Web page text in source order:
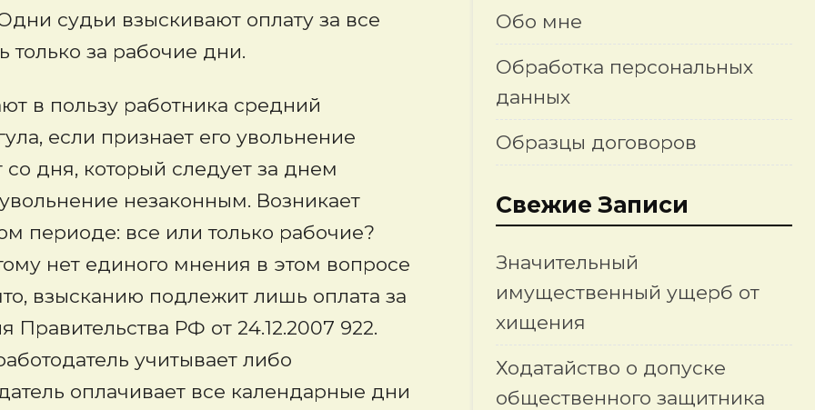
судьи взыскивают оплату за все
за рабочие дни.
в пользу работника средний
если признает его увольнение
дня, который следует за днем
незаконным. Возникает
периоде: все или только рабочие?
нет единого мнения в этом вопросе
взысканию подлежит лишь оплата за
Правительства РФ от 24.12.2007 922.
учитывает либо
оплачивает все календарные дни
Обо мне
Обработка персональных
данных
Образцы договоров
Свежие Записи
Значительный
имущественный ущерб от
хищения
Ходатайство о допуске
общественного защитника